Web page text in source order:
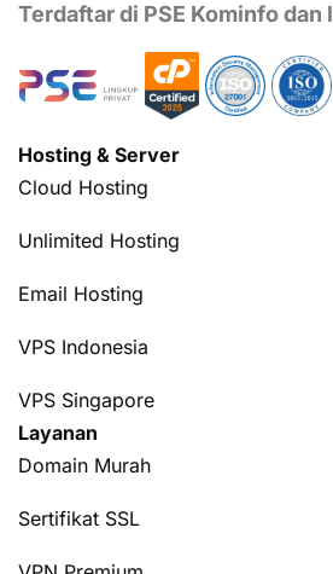
Terdaftar di PSE Kominfo dan
Hosting & Server
Cloud Hosting
Unlimited Hosting
Email Hosting
VPS Indonesia
VPS Singapore
Layanan
Domain Murah
Sertifikat SSL